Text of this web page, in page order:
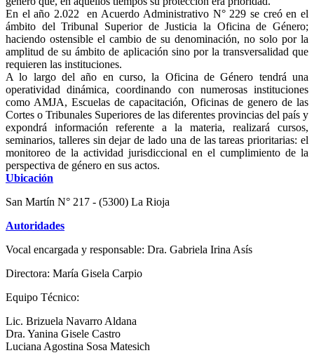
En el año 2.022 en Acuerdo Administrativo N° 229 se creó en el
ámbito del Tribunal Superior de Justicia la Oficina de Género;
haciendo ostensible el cambio de su denominación, no solo por la
amplitud de su ámbito de aplicación sino por la transversalidad que
requieren las instituciones.
A lo largo del año en curso, la Oficina de Género tendrá una
operatividad dinámica, coordinando con numerosas instituciones
como AMJA, Escuelas de capacitación, Oficinas de genero de las
Cortes o Tribunales Superiores de las diferentes provincias del país y
expondrá información referente a la materia, realizará cursos,
seminarios, talleres sin dejar de lado una de las tareas prioritarias: el
monitoreo de la actividad jurisdiccional en el cumplimiento de la
perspectiva de género en sus actos.
Ubicación
San Martín N° 217 - (5300) La Rioja
Autoridades
Vocal encargada y responsable: Dra. Gabriela Irina Asís
Directora: María Gisela Carpio
Equipo Técnico:
Lic. Brizuela Navarro Aldana
Dra. Yanina Gisele Castro
Luciana Agostina Sosa Matesich